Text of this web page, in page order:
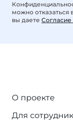
можно
вы даете
О проекте
Для